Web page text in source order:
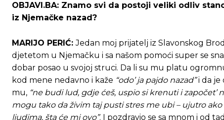
OBJAVI.BA: Znamo svi da postoji veliki odliv
iz Njemačke nazad?
MARIJO PERIĆ:Jedan moj prijatelj iz Slavonskog
djetetom u Njemačku i sa našom pomoći super se
dobar posao u svojoj struci. Da li su mu platu
kod mene nedavno i kaže “odo’ ja pajdo nazad”i da je
mu, “ne budi lud, gdje ćeš, uspio si krenuti i započet’
mogu tako da živim taj pusti stres me ubi – ujutro
ljudima, šta će mi ovo”. I pozdravio se sa mnom i od